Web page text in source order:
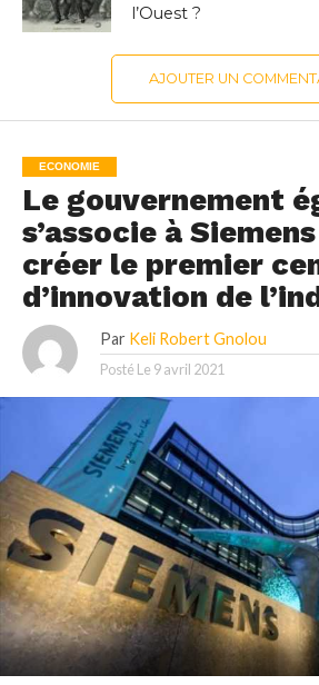
l’Ouest ?
AJOUTER UN
ECONOMIE
Le gouvernement
s’associe à
créer le premier
d’innovation de
Par Keli Robert Gnolou
Posté Le 9 avril 2021